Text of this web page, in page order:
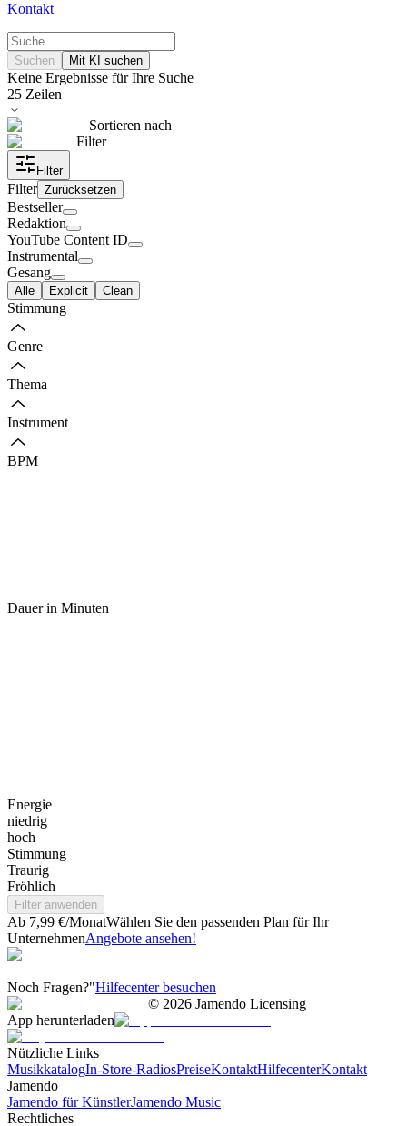
Kontakt
Suchen Mit KI suchen
Keine Ergebnisse für Ihre Suche
25 Zeilen
Sortieren nach
Filter
Filter
Filter Zurücksetzen
Bestseller
Redaktion
YouTube Content ID
Instrumental
Gesang
Alle Explicit Clean
Stimmung
Genre
Thema
Instrument
BPM
Dauer in Minuten
Energie
niedrig
hoch
Stimmung
Traurig
Fröhlich
Filter anwenden
Ab 7,99 €/MonatWählen Sie den passenden Plan für Ihr
UnternehmenAngebote ansehen!
Noch Fragen?"Hilfecenter besuchen
© 2026 Jamendo Licensing
App herunterladen
Nützliche Links
MusikkatalogIn-Store-RadiosPreiseKontaktHilfecenterKontakt
Jamendo
Jamendo für KünstlerJamendo Music
Rechtliches